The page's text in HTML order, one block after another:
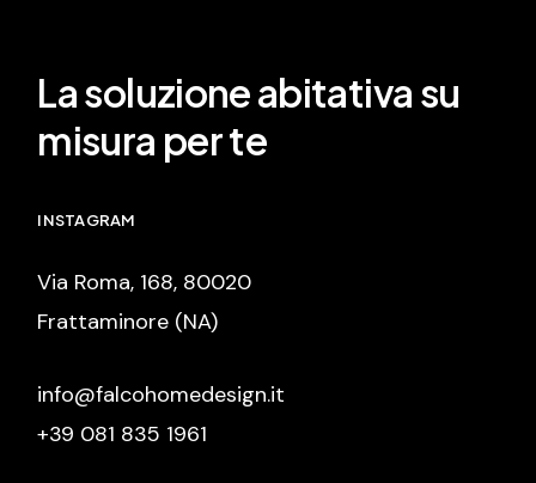
La soluzione abitativa su
misura per te
INSTAGRAM
Via Roma, 168, 80020
Frattaminore (NA)
info@falcohomedesign.it
+39 081 835 1961